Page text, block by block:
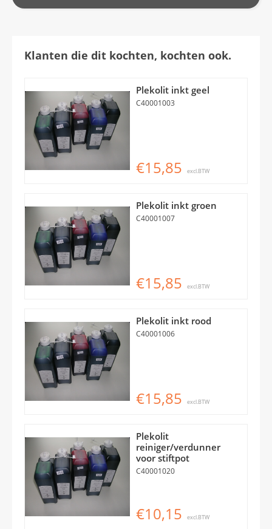
Klanten die dit kochten, kochten ook.
Plekolit inkt geel
C40001003
€15,85 excl.BTW
Plekolit inkt groen
C40001007
€15,85 excl.BTW
Plekolit inkt rood
C40001006
€15,85 excl.BTW
Plekolit
reiniger/verdunner
voor stiftpot
C40001020
€10,15 excl.BTW